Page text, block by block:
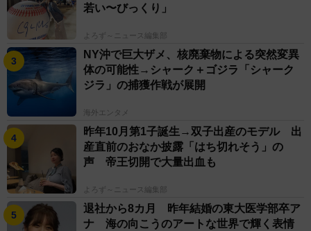
若い〜びっくり」
よろず～ニュース編集部
NY沖で巨大ザメ、核廃棄物による突然変異
体の可能性→シャーク＋ゴジラ「シャーク
ジラ」の捕獲作戦が展開
海外エンタメ
昨年10月第1子誕生→双子出産のモデル 出
産直前のおなか披露「はち切れそう」の
声 帝王切開で大量出血も
よろず～ニュース編集部
退社から8カ月 昨年結婚の東大医学部卒ア
ナ 海の向こうのアートな世界で輝く表情